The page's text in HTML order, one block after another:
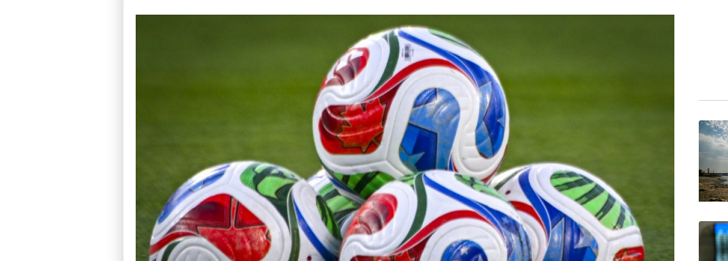
Urteil in Prozess um tödlichen Autoanschlag auf Verdi-Demonstration in München
Vorwurf der Preisabsprache: Drei US-
Investoren-Affäre: Fifa-Spitze stellt sich "uneingeschränkt" hinter Infantino
Steinmeier-Nachfolge: Özdemir spricht sich für
Wissenschaftler bestätigen: Schrottteil von SpaceX-Rakete auf Mond eingeschlagen